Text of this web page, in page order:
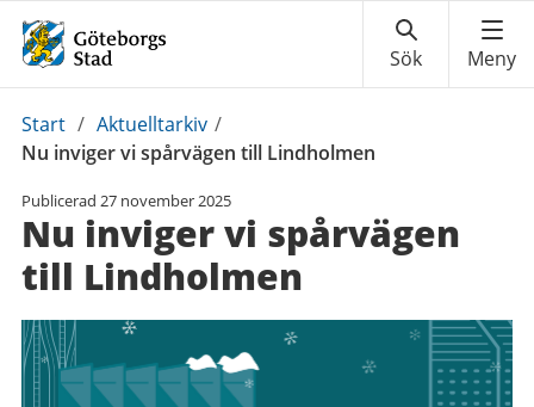
Du
är
Start / Aktuelltarkiv /
Nu inviger vi spårvägen till Lindholmen
Publicerad 27 november 2025
Nu inviger vi spårvägen
till Lindholmen